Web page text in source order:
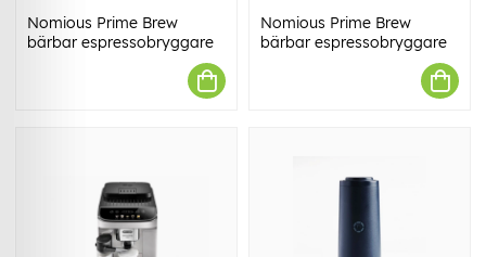
Nomious Prime Brew
bärbar espressobryggare
Nomious Prime Brew
bärbar espressobryggare